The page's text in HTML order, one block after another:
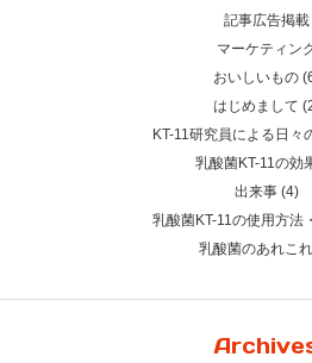
記事広告掲載
マーケティン
おいしいもの
はじめまして
KT-11研究員による日々
乳酸菌KT-11の効
出来事 (4)
乳酸菌KT-11の使用方法
乳酸菌のあれこ